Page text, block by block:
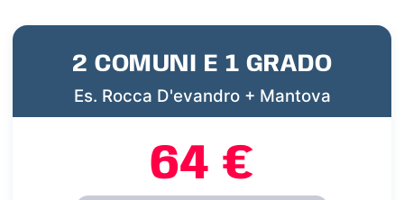
2 COMUNI E 1 GRADO
Es. Rocca D'evandro + Mantova
64 €